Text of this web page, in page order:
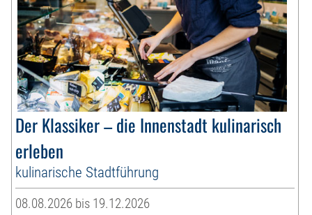
Der Klassiker – die Innenstadt kulinarisch
erleben
kulinarische Stadtführung
08.08.2026 bis 19.12.2026